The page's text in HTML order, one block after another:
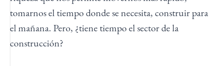
tomarnos el tiempo donde se necesita, construir para
el mañana. Pero, ¿tiene tiempo el sector de la
construcción?